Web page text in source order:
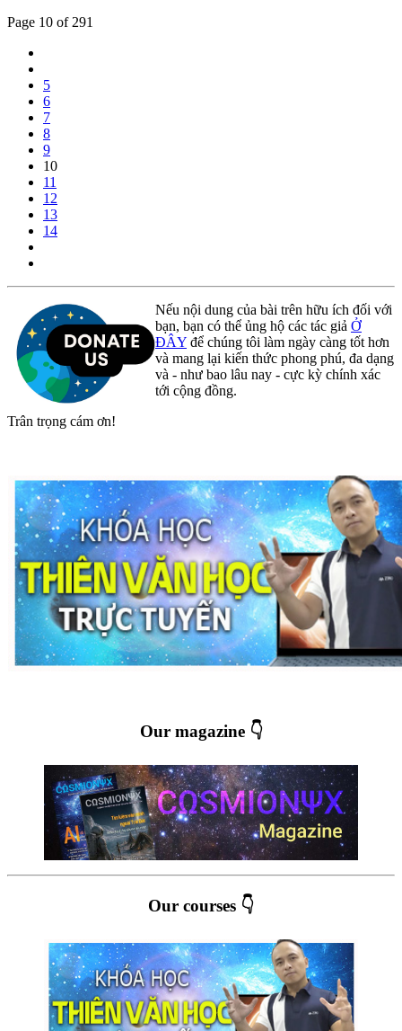
Page 10 of 291
5
6
7
8
9
10
11
12
13
14
Nếu nội dung của bài trên hữu ích đối với
bạn, bạn có thể ủng hộ các tác giả Ở
ĐÂY để chúng tôi làm ngày càng tốt hơn
và mang lại kiến thức phong phú, đa dạng
và - như bao lâu nay - cực kỳ chính xác
tới cộng đồng.
Trân trọng cám ơn!
Our magazine 👇
Our courses 👇